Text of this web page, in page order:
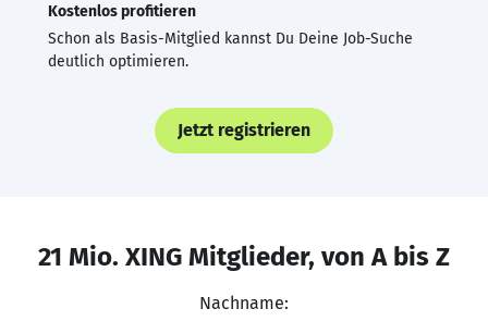
Kostenlos profitieren
Schon als Basis-Mitglied kannst Du Deine Job-Suche
deutlich optimieren.
Jetzt registrieren
21 Mio. XING Mitglieder, von A bis Z
Nachname: